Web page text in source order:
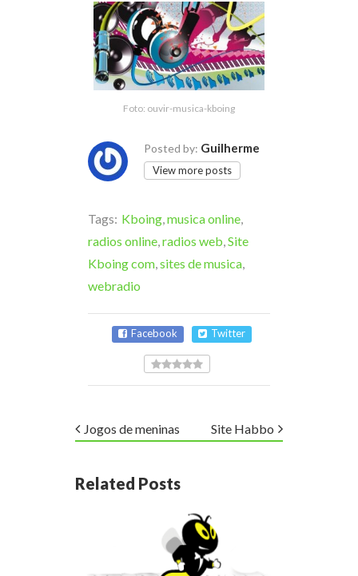
Foto: ouvir-musica-kboing
Posted by: Guilherme
View more posts
Tags: Kboing musica online
radios online radios web Site
Kboing com sites de musica
webradio
Facebook Twitter
Jogos de meninas Site Habbo
Related Posts